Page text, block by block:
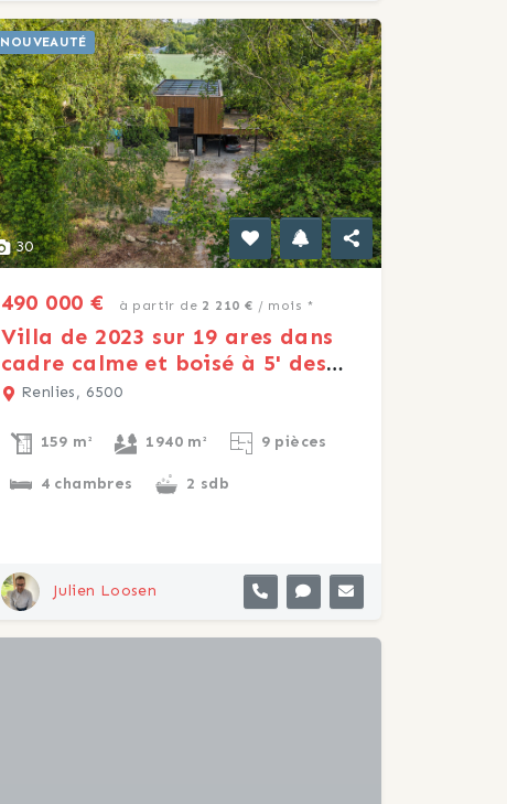
30
NOUVEAUTÉ
490 000 € à partir de 2 210 € / mois *
Villa de 2023 sur 19 ares dans
cadre calme et boisé à 5' des
Lacs
Renlies, 6500
159 m² 1940 m² 9 pièces
4 chambres 2 sdb
Julien Loosen